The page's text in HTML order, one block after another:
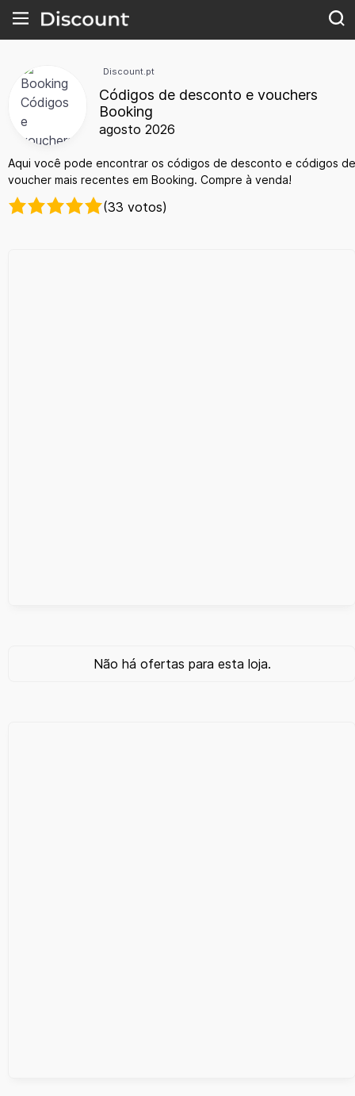
Discount.pt
Códigos de desconto e vouchers
Booking
agosto 2026
Aqui você pode encontrar os códigos de desconto e códigos de
voucher mais recentes em Booking. Compre à venda!
(33 votos)
Não há ofertas para esta loja.